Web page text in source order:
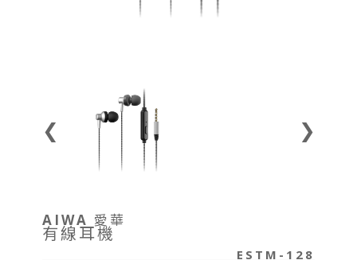
❮ ❯
AIWA 愛華
有線耳機
ESTM-128